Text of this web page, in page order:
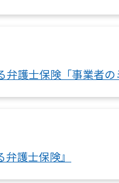
護士保険「事業者の
護士保険』